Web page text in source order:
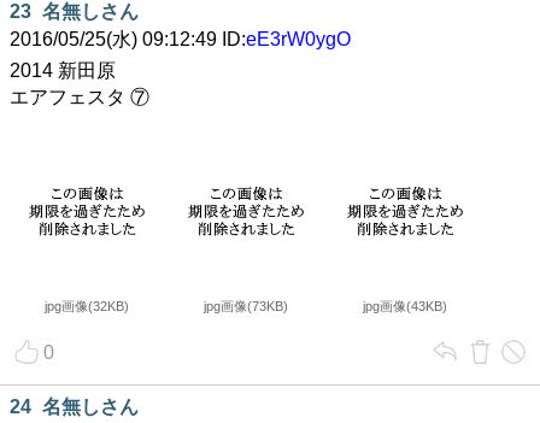
23 名無しさん
2016/05/25(水) 09:12:49 ID:eE3rW0ygO
2014 新田原
エアフェスタ ⑦
jpg画像(32KB) jpg画像(73KB) jpg画像(43KB)
0
24 名無しさん